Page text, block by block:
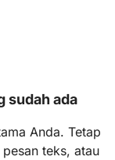
sudah ada
Anda. Tetap
teks, atau